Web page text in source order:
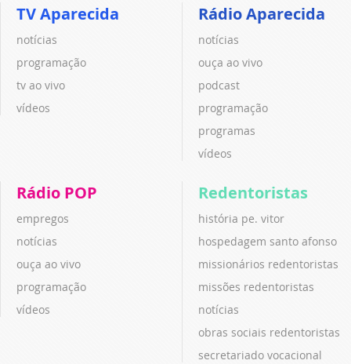
TV Aparecida
notícias
programação
tv ao vivo
vídeos
Rádio Aparecida
notícias
ouça ao vivo
podcast
programação
programas
vídeos
Rádio POP
empregos
notícias
ouça ao vivo
programação
vídeos
Redentoristas
história pe. vitor
hospedagem santo afonso
missionários redentoristas
missões redentoristas
notícias
obras sociais redentoristas
secretariado vocacional